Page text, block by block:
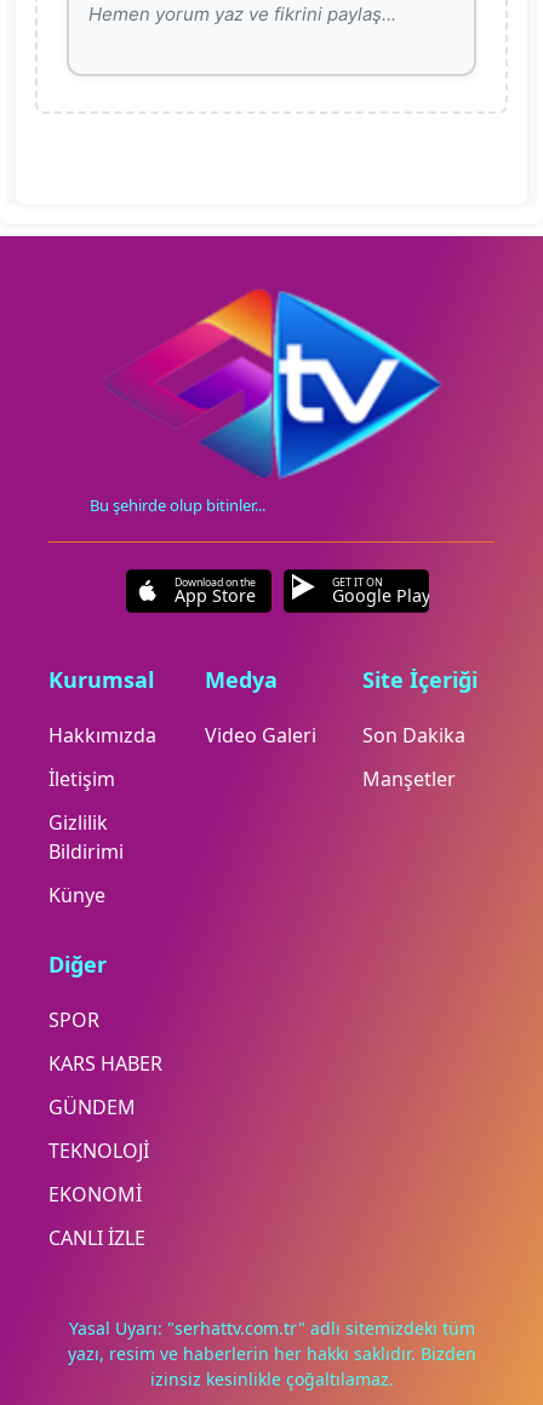
Bu şehirde olup bitinler...
Download on the
App Store
GET IT ON
Google Play
Kurumsal
Hakkımızda
İletişim
Gizlilik
Bildirimi
Künye
Medya
Video Galeri
Site İçeriği
Son Dakika
Manşetler
Diğer
SPOR
KARS HABER
GÜNDEM
TEKNOLOJİ
EKONOMİ
CANLI İZLE
Yasal Uyarı: "serhattv.com.tr" adlı sitemizdeki tüm
yazı, resim ve haberlerin her hakkı saklıdır. Bizden
izinsiz kesinlikle çoğaltılamaz.